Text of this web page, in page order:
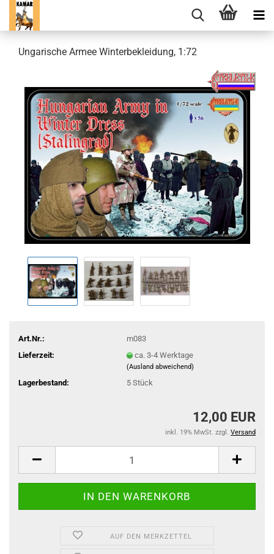
Ungarische Armee Winterbekleidung, 1:72
Art.Nr.:
m083
Lieferzeit:
ca. 3-4 Werktage
(Ausland abweichend)
Lagerbestand: 5 Stück
12,00 EUR
inkl. 19% MwSt. zzgl. Versand
AUF DEN MERKZETTEL